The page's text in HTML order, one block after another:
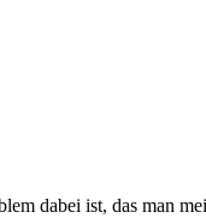
dabei ist, das man